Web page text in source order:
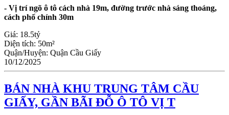
- Vị trí ngõ ô tô cách nhà 19m, đường trước nhà sáng thoáng,
cách phố chính 30m
Giá: 18.5tỷ
Diện tích: 50m²
Quận/Huyện: Quận Cầu Giấy
10/12/2025
BÁN NHÀ KHU TRUNG TÂM CẦU
GIẤY, GẦN BÃI ĐỖ Ô TÔ VỊ T